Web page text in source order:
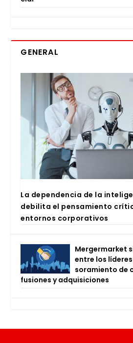
GENERAL
La depen­den­cia de la
debi­li­ta el pen­sa­mien­to
entor­nos cor­po­ra­ti­vos
Mer­ger­mar­ket
entre los
so­ra­mien­to de
fusio­nes y adqui­si­cio­nes